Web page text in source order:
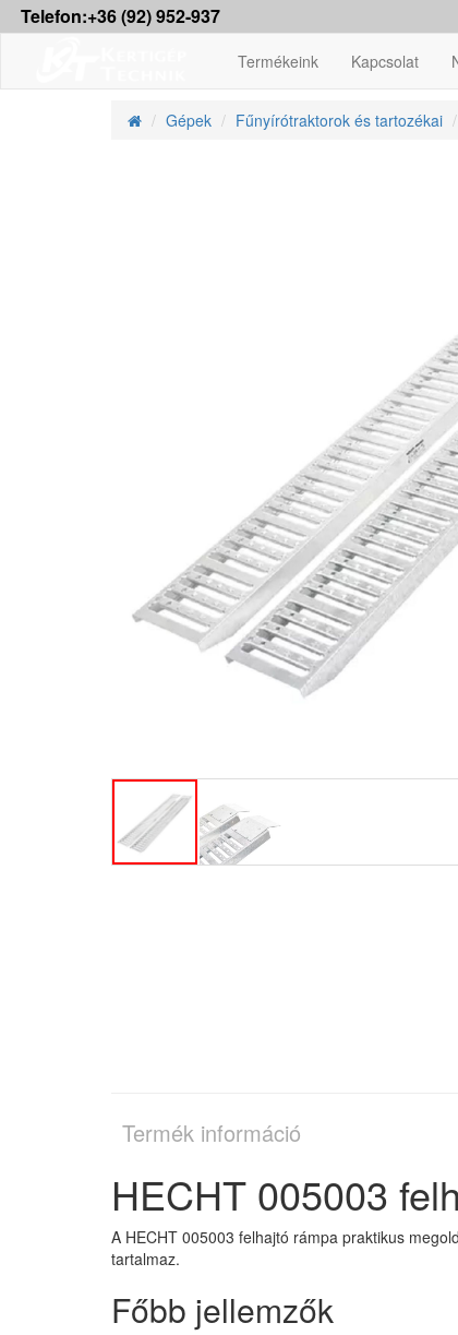
Telefon:+36 (92) 952-937
Termékeink Kapcsolat
Gépek Fűnyírótraktorok és tartozékai
Termék információ
HECHT 005003
A HECHT 005003 felhajtó rámpa praktikus
tartalmaz.
Főbb jellemzők